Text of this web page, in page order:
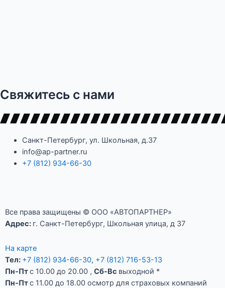
Свяжитесь с нами
Санкт-Петербург, ул. Школьная, д.37
info@ap-partner.ru
+7 (812) 934-66-30
Все права защищены © ООО «АВТОПАРТНЕР»
Адрес: г. Санкт-Петербург, Школьная улица, д 37
На карте
Тел: +7 (812) 934-66-30, +7 (812) 716-53-13
Пн-Птс 10.00 до 20.00 , Сб-Вс выходной *
Пн-Птc 11.00 до 18.00 осмотр для страховых компаний